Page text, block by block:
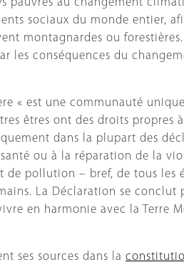
sociaux du monde
montagnardes ou
les conséquences du
« est une communauté
êtres ont des droits propres
dans la plupart des
ou à la réparation de la
de pollution – bref, de tous
La Déclaration se conclut
en harmonie avec la Terre
ses sources dans la